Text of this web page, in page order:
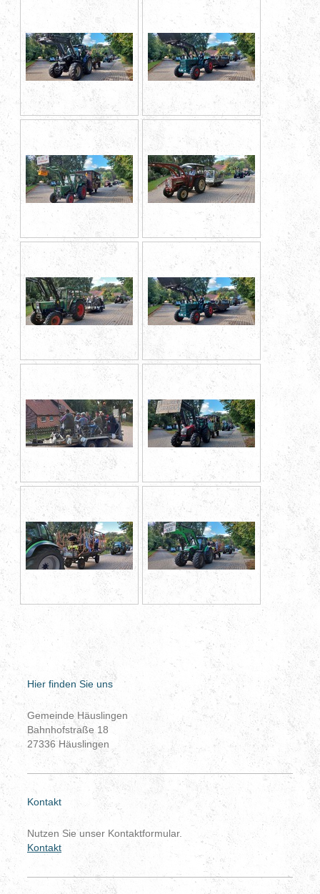
Hier finden Sie uns
Gemeinde Häuslingen
Bahnhofstraße 18
27336 Häuslingen
Kontakt
Nutzen Sie unser Kontaktformular.
Kontakt